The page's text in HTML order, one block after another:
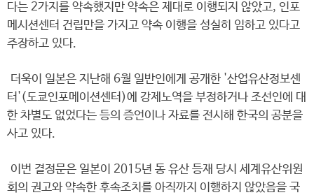
다는 2가지를 약속했지만 약속은 제대로 이행되지 않았고, 인포
메시션센터 건립만을 가지고 약속 이행을 성실히 임하고 있다고
주장하고 있다.
더욱이 일본은 지난해 6월 일반인에게 공개한 '산업유산정보센
터'(도쿄인포메이션센터)에 강제노역을 부정하거나 조선인에 대
한 차별도 없었다는 등의 증언이나 자료를 전시해 한국의 공분을
사고 있다.
이번 결정문은 일본이 2015년 동 유산 등재 당시 세계유산위원
회의 권고와 약속한 후속조치를 아직까지 이행하지 않았음을 국